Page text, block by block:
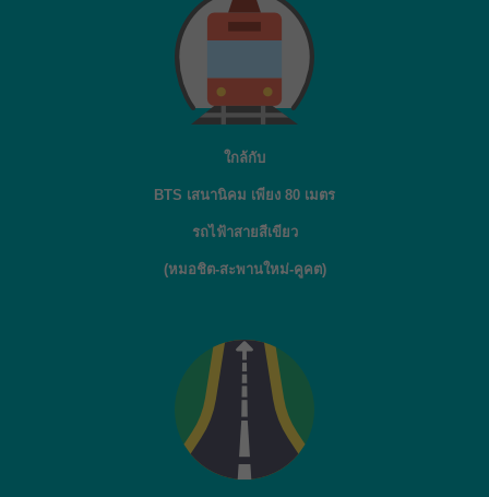
ใกล้กับ
BTS เสนานิคม เพียง 80 เมตร
รถไฟ้าสายสีเขียว
(หมอชิต-สะพานใหม่-คูคต)